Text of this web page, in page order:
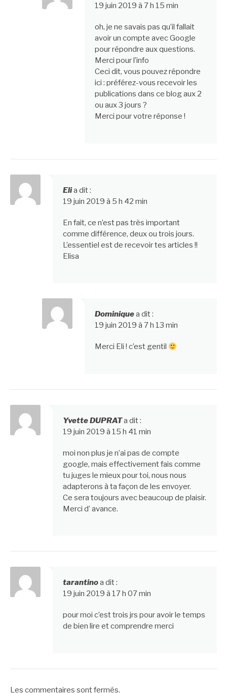
19 juin 2019 à 7 h 15 min
oh, je ne savais pas qu’il fallait
avoir un compte avec Google
pour répondre aux questions.
Merci pour l’info
Ceci dit, vous pouvez répondre
ici : préférez-vous recevoir les
publications dans ce blog aux 2
ou aux 3 jours ?
Merci pour votre réponse !
Elia dit :
19 juin 2019 à 5 h 42 min
En fait, ce n’est pas très important
comme différence, deux ou trois jours.
L’essentiel est de recevoir tes articles !!
Elisa
Dominiquea dit :
19 juin 2019 à 7 h 13 min
Merci Eli ! c’est gentil
Yvette DUPRATa dit :
19 juin 2019 à 15 h 41 min
moi non plus je n’ai pas de compte
google, mais effectivement fais comme
tu juges le mieux pour toi, nous nous
adapterons à ta façon de les envoyer.
Ce sera toujours avec beaucoup de plaisir.
Merci d’ avance.
tarantinoa dit :
19 juin 2019 à 17 h 07 min
pour moi c’est trois jrs pour avoir le temps
de bien lire et comprendre merci
Les commentaires sont fermés.